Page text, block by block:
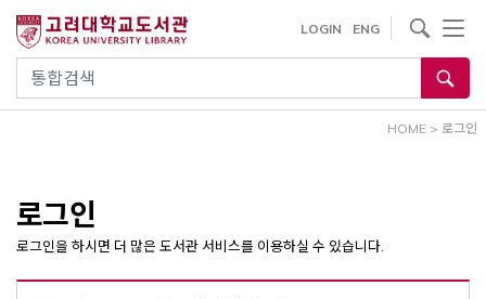
건
통합검색
LOGIN ENG
사이트내 검색
HOME > 로그인
로그인
로그인을 하시면 더 많은 도서관 서비스를 이용하실 수 있습니다.